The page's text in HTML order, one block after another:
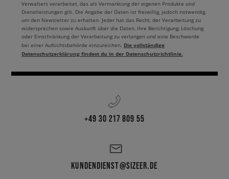
Verwalters verarbeitet, das als Vermarktung der eigenen Produkte und
Dienstleistungen gilt. Die Angabe der Daten ist freiwillig, jedoch notwendig,
um den Newsletter zu erhalten. Jeder hat das Recht, der Verarbeitung zu
widersprechen sowie Auskunft über die Daten, ihre Berichtigung, Löschung
oder Einschränkung der Verarbeitung zu verlangen und eine Beschwerde
bei einer Aufsichtsbehörde einzureichen. Die vollständige
Datenschutzerklärung findest du in der Datenschutzrichtlinie.
+49 30 217 809 55
KUNDENDIENST@SIZEER.DE